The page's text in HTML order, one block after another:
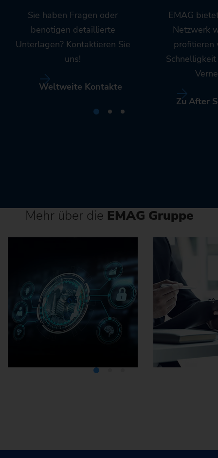
Sie haben Fragen oder
benötigen detaillierte
Unterlagen? Kontaktieren Sie
uns!
Weltweite Kontakte
EMAG
Netzwerk
profitieren
Zu After
Mehr über die EMAG Gruppe